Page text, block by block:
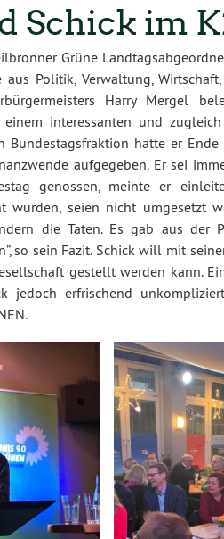
Schick im
Grüne
Politik, Verwaltung,
Harry Mergel
einem interessanten und
Bundestagsfraktion hatte er
aufgegeben. Er sei
genossen, meinte er
wurden, seien nicht umgesetzt
die Taten. Es gab aus der
so sein Fazit. Schick will mit
gestellt werden kann.
jedoch erfrischend